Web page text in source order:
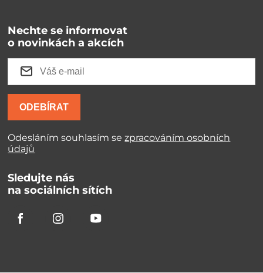
Nechte se informovat
o novinkách a akcích
ODEBÍRAT
Odesláním souhlasím sezpracováním osobních
údajů
Sledujte nás
na sociálních sítích